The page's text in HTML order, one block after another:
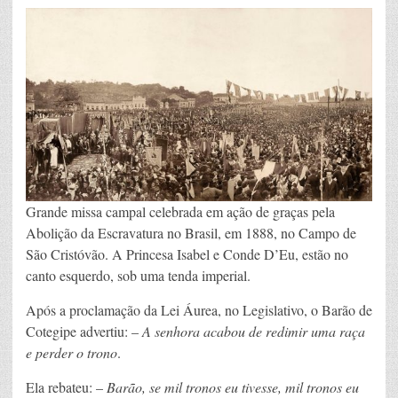
Grande missa campal celebrada em ação de graças pela
Abolição da Escravatura no Brasil, em 1888, no Campo de
São Cristóvão. A Princesa Isabel e Conde D’Eu, estão no
canto esquerdo, sob uma tenda imperial.
Após a proclamação da Lei Áurea, no Legislativo, o Barão de
Cotegipe advertiu: –A senhora acabou de redimir uma raça
e perder o trono.
Ela rebateu: –Barão, se mil tronos eu tivesse, mil tronos eu